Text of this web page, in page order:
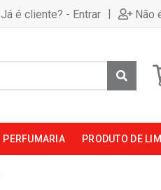
Já é cliente? - Entrar | Não
PERFUMARIA PRODUTO DE